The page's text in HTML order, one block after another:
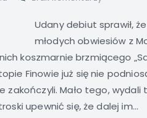
Udany debiut sprawił,
młodych obwiesiów z
koszmarnie brzmiącego
Finowie już się nie
zakończyli. Mało tego,
upewnić się, że dalej im...